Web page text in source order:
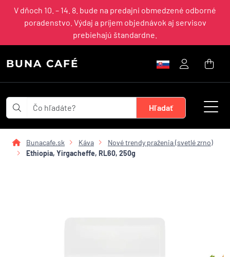
V dňoch 10. – 14. 8. bude na predajni obmedzené odborné
poradenstvo. Výdaj a príjem objednávok aj servisov
prebiehajú štandardne.
BUNA CAFÉ
Bunacafe.sk Káva
Nové trendy praženia (svetlé zrno)
Ethiopia, Yirgacheffe, RL60, 250g